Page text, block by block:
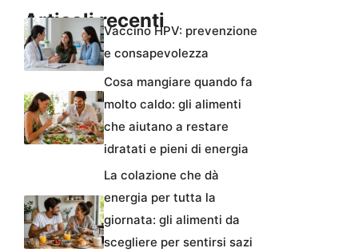
Articoli recentiVaccino HPV: prevenzione
e consapevolezza
Cosa mangiare quando fa
molto caldo: gli alimenti
che aiutano a restare
idratati e pieni di energia
La colazione che dà
energia per tutta la
giornata: gli alimenti da
scegliere per sentirsi sazi